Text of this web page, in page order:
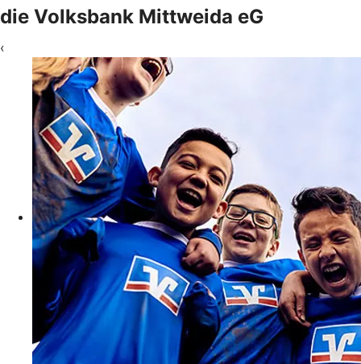
die Volksbank Mittweida eG
‹